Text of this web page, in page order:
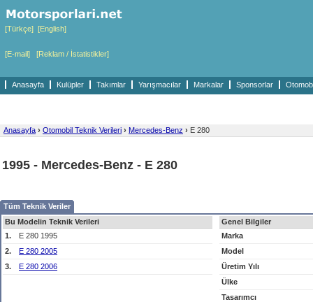
[Türkçe] [English]
[E-mail] [Reklam / İstatistikler]
Anasayfa Kulüpler Takımlar Yarışmacılar Markalar Sponsorlar
Anasayfa › Otomobil Teknik Verileri › Mercedes-Benz › E 280
1995 - Mercedes-Benz - E 280
Tüm Teknik Veriler
Bu Modelin Teknik Verileri
1.
E 280 1995
2.
E 280 2005
3.
E 280 2006
Genel Bilgiler
Marka
Model
Üretim Yılı
Ülke
Tasarımcı